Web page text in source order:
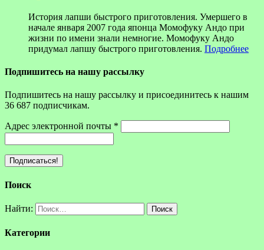
История лапши быстрого приготовления. Умершего в
начале января 2007 года японца Момофуку Андо при
жизни по имени знали немногие. Момофуку Андо
придумал лапшу быстрого приготовления. Подробнее
Подпишитесь на нашу рассылку
Подпишитесь на нашу рассылку и присоединитесь к нашим
36 687 подписчикам.
Адрес электронной почты *
Поиск
Найти:
Категории